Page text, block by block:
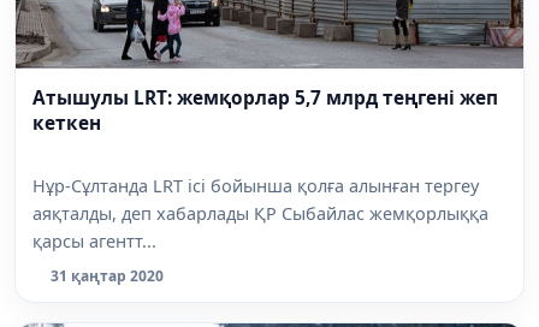
Атышулы LRT: жемқорлар 5,7 млрд теңгені жеп
кеткен
Нұр-Сұлтанда LRT ісі бойынша қолға алынған тергеу
аяқталды, деп хабарлады ҚР Сыбайлас жемқорлыққа
қарсы агентт...
31 қаңтар 2020